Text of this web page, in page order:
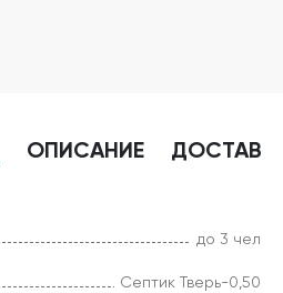
ОПИСАНИЕ
до 3 чел
Септик Тверь-0,50